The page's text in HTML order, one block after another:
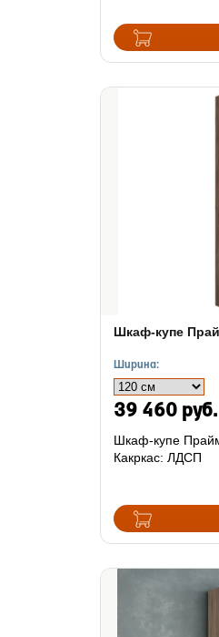
Шкаф-купе
Ширина:
39 460 руб.
Шкаф-купе
Какркас: ЛДСП